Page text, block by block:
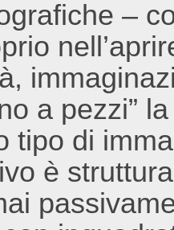
–
a pezzi”
tipo di
è